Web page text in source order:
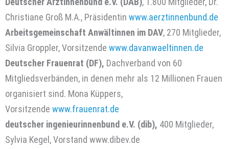
Christiane Groß M.A., Präsidentin www.aerztinnenbund.de
Arbeitsgemeinschaft Anwältinnen im DAV, 270 Mitglieder,
Silvia Groppler, Vorsitzende www.davanwaeltinnen.de
Deutscher Frauenrat (DF), Dachverband von 60
Mitgliedsverbänden, in denen mehr als 12 Millionen Frauen
organisiert sind. Mona Küppers,
Vorsitzende www.frauenrat.de
deutscher ingenieurinnenbund e.V. (dib), 400 Mitglieder,
Sylvia Kegel, Vorstand www.dibev.de